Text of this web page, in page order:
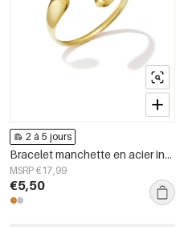
2 à 5 jours
Bracelet manchette en acier inoxydable, forme irrégulière, collection Simple Daily Simple, bijoux pour femmes
MSRP €17,99
€5,50